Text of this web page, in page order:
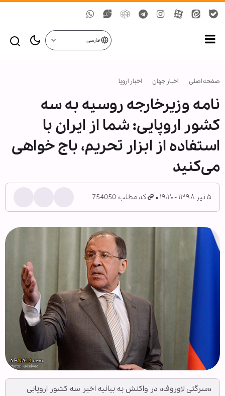
فارسی
صفحه اصلی اخبار جهان اخبار اروپا
نامه وزیرخارجه روسیه به سه
کشور اروپایی: شما از ایران با
استفاده از ابزار تحریم، باج خواهی
می‌کنید
۵ تیر ۱۳۹۸ - ۱۹:۲۰ کد مطلب: 754050
«سرگئی لاوروف» در واکنش به بیانیه اخیر سه کشور اروپایی